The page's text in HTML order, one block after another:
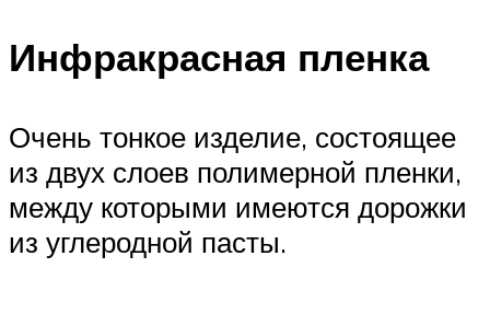
Инфракрасная пленка
Очень тонкое изделие, состоящее
из двух слоев полимерной пленки,
между которыми имеются дорожки
из углеродной пасты.